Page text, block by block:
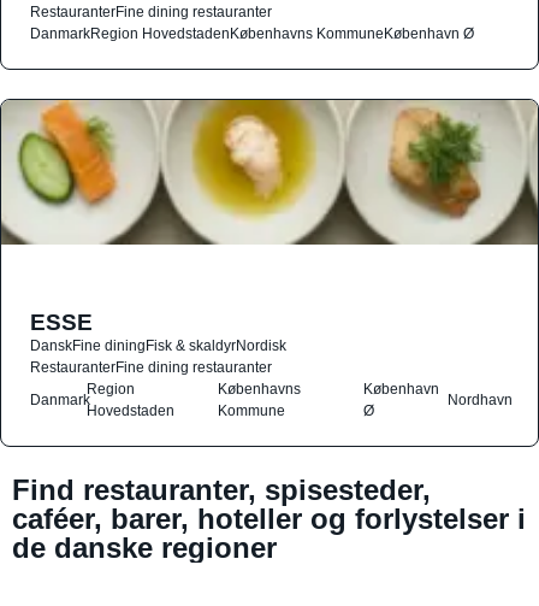
RestauranterFine dining restauranter
DanmarkRegion HovedstadenKøbenhavns KommuneKøbenhavn Ø
ESSE
DanskFine diningFisk & skaldyrNordisk
RestauranterFine dining restauranter
Danmark
Region
Hovedstaden
Københavns
Kommune
København
Ø
Nordhavn
Find restauranter, spisesteder,
caféer, barer, hoteller og forlystelser i
de danske regioner